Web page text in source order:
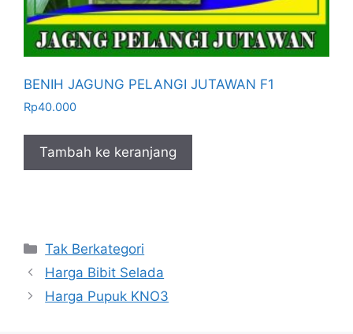
BENIH JAGUNG PELANGI JUTAWAN F1
Rp40.000
Tambah ke keranjang
Kategori
Tak Berkategori
Harga Bibit Selada
Harga Pupuk KNO3